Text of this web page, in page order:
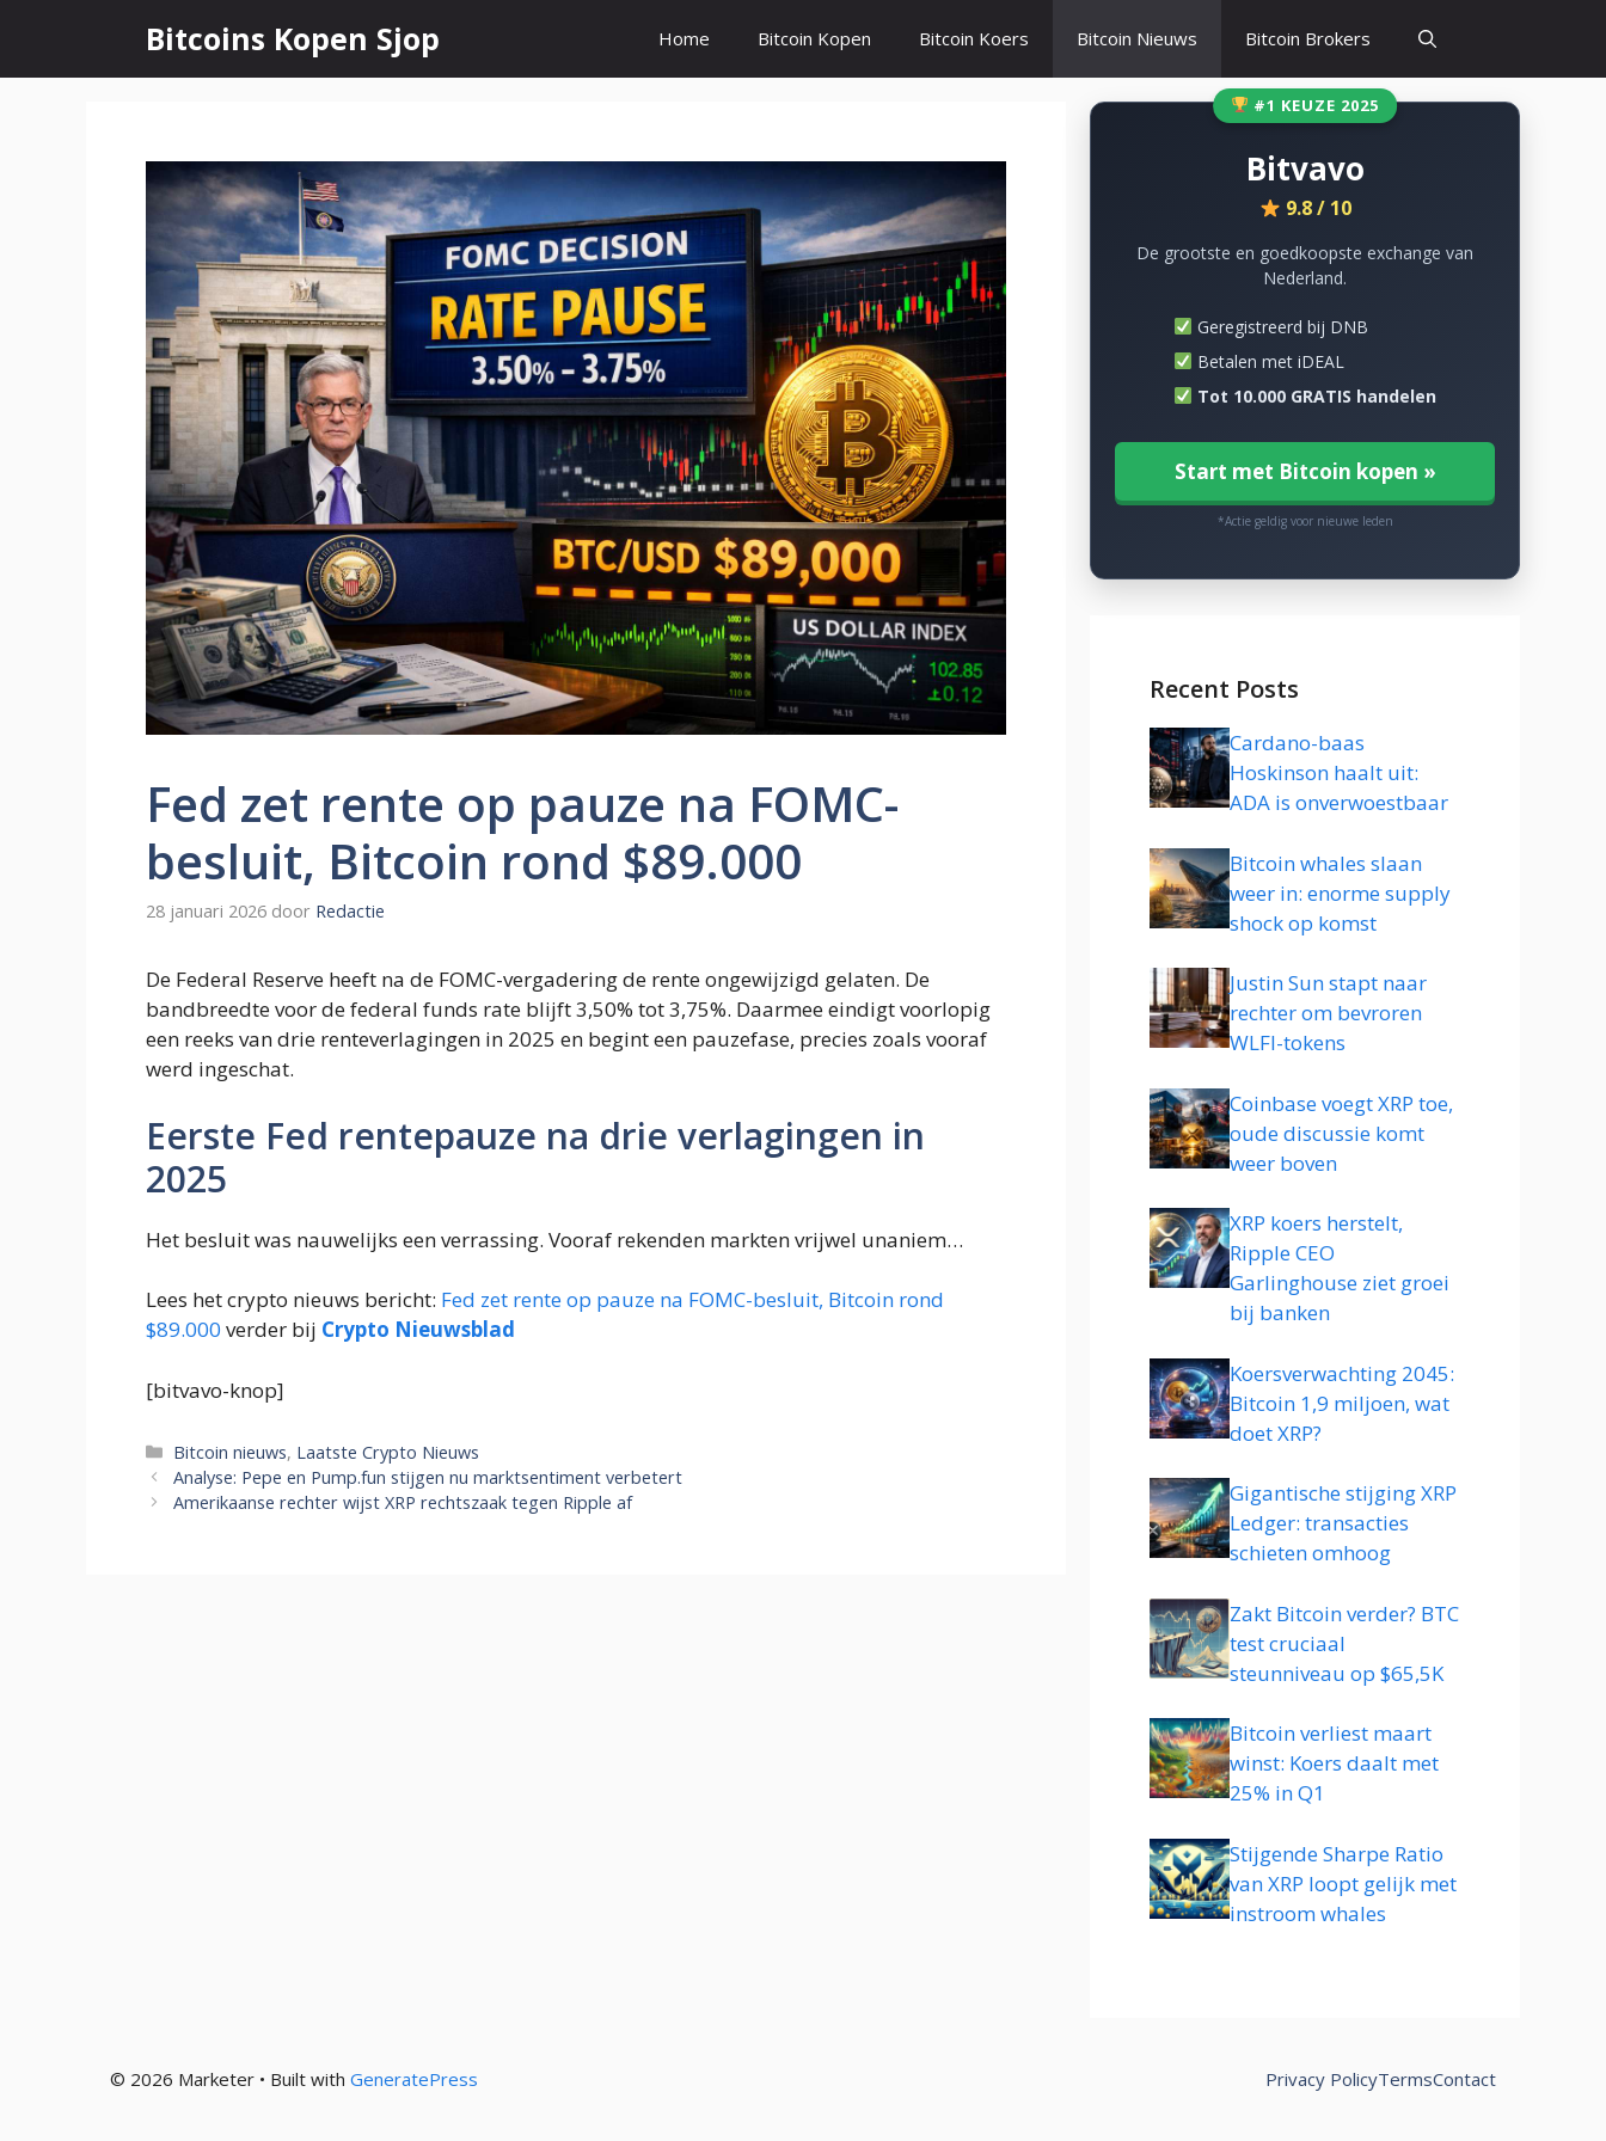
de
Bitcoins Kopen Sjop Home Bitcoin Kopen Bitcoin Koers Bitcoin Nieuws Bitcoin Brokers
Fed zet rente op pauze na FOMC-
besluit, Bitcoin rond $89.000
28 januari 2026 door Redactie
De Federal Reserve heeft na de FOMC-vergadering de rente ongewijzigd gelaten. De
bandbreedte voor de federal funds rate blijft 3,50% tot 3,75%. Daarmee eindigt voorlopig
een reeks van drie renteverlagingen in 2025 en begint een pauzefase, precies zoals vooraf
werd ingeschat.
Eerste Fed rentepauze na drie verlagingen in
2025
Het besluit was nauwelijks een verrassing. Vooraf rekenden markten vrijwel unaniem…
Lees het crypto nieuws bericht: Fed zet rente op pauze na FOMC-besluit, Bitcoin rond
$89.000 verder bij Crypto Nieuwsblad
[bitvavo-knop]
Categorieën
Bitcoin nieuws, Laatste Crypto Nieuws
Analyse: Pepe en Pump.fun stijgen nu marktsentiment verbetert
Amerikaanse rechter wijst XRP rechtszaak tegen Ripple af
#1 KEUZE 2025
Bitvavo
9.8 / 10
De grootste en goedkoopste exchange van
Nederland.
Geregistreerd bij DNB
Betalen met iDEAL
Tot 10.000 GRATIS handelen
Start met Bitcoin kopen »
*Actie geldig voor nieuwe leden
Recent Posts
Cardano-baas
Hoskinson haalt uit:
ADA is onverwoestbaar
Bitcoin whales slaan
weer in: enorme supply
shock op komst
Justin Sun stapt naar
rechter om bevroren
WLFI-tokens
Coinbase voegt XRP toe,
oude discussie komt
weer boven
XRP koers herstelt,
Ripple CEO
Garlinghouse ziet groei
bij banken
Koersverwachting 2045:
Bitcoin 1,9 miljoen, wat
doet XRP?
Gigantische stijging XRP
Ledger: transacties
schieten omhoog
Zakt Bitcoin verder? BTC
test cruciaal
steunniveau op $65,5K
Bitcoin verliest maart
winst: Koers daalt met
25% in Q1
Stijgende Sharpe Ratio
van XRP loopt gelijk met
instroom whales
© 2026 Marketer • Built with GeneratePress Privacy PolicyTermsContact